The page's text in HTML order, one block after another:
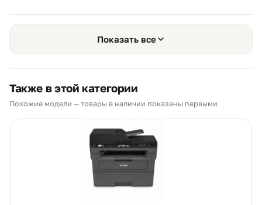
Показать все
Также в этой категории
Похожие модели — товары в наличии показаны первыми